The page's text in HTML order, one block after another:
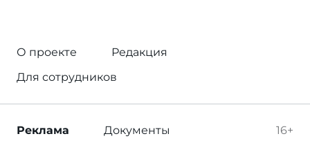
О проекте
Редакция
Для сотрудников
16+
Реклама Документы